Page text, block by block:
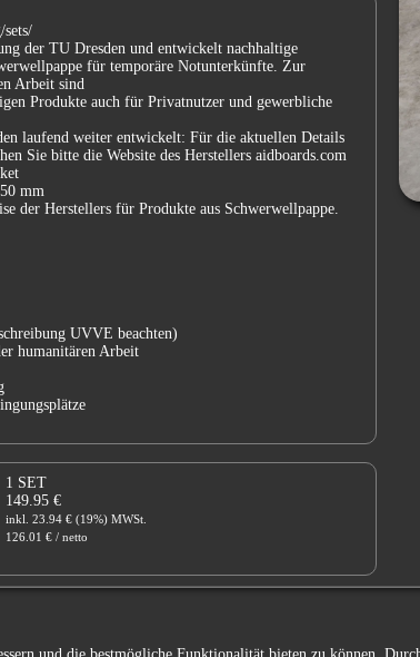
der TU Dresden und entwickelt nachhaltige
für temporäre Notunterkünfte. Zur
Arbeit sind
Produkte auch für Privatnutzer und gewerbliche
laufend weiter entwickelt: Für die aktuellen Details
Sie bitte die Website des Herstellers aidboards.com
mm
der Herstellers für Produkte aus Schwerwellpappe.
UVVE beachten)
humanitären Arbeit
1 SET
149.95 €
inkl. 23.94 € (19%) MWSt.
126.01 € / netto